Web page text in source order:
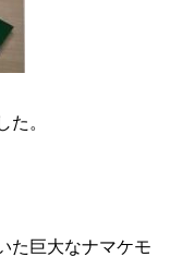
た。
た巨大なナマケモ